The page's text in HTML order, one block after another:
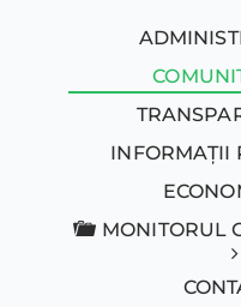
INFORMAȚII
MONITORUL